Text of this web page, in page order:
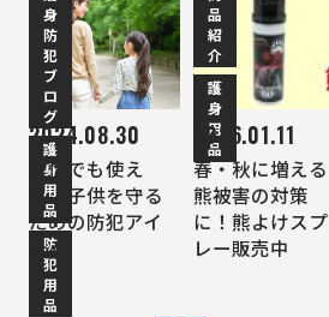
身
防
犯
ブ
ロ
グ
護
身
用
品
防
犯
用
品
2024.08.30
女性でも使え
る！子供を守る
ための防犯アイ
テム
品
紹
介
護
身
用
品
2026.01.11
春・秋に増える
熊被害の対策
に！熊よけスプ
レー販売中